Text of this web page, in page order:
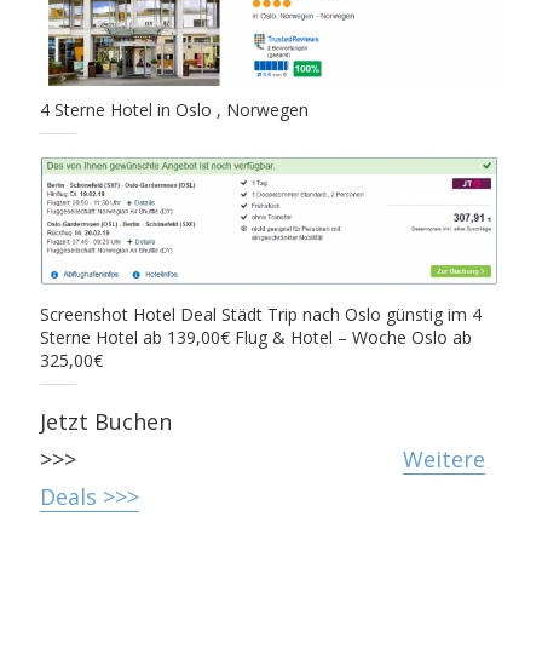
4 Sterne Hotel in Oslo , Norwegen
Screenshot Hotel Deal Städt Trip nach Oslo günstig im 4
Sterne Hotel ab 139,00€ Flug & Hotel – Woche Oslo ab
325,00€
Jetzt Buchen
>>>
Weitere
Deals >>>